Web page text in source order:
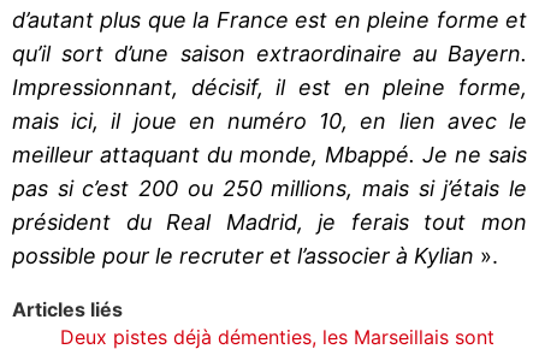
d’autant plus que la France est en pleine forme et
qu’il sort d’une saison extraordinaire au Bayern.
Impressionnant, décisif, il est en pleine forme,
mais ici, il joue en numéro 10, en lien avec le
meilleur attaquant du monde, Mbappé. Je ne sais
pas si c’est 200 ou 250 millions, mais si j’étais le
président du Real Madrid, je ferais tout mon
possible pour le recruter et l’associer à Kylian ».
Articles liés
Deux pistes déjà démenties, les Marseillais sont